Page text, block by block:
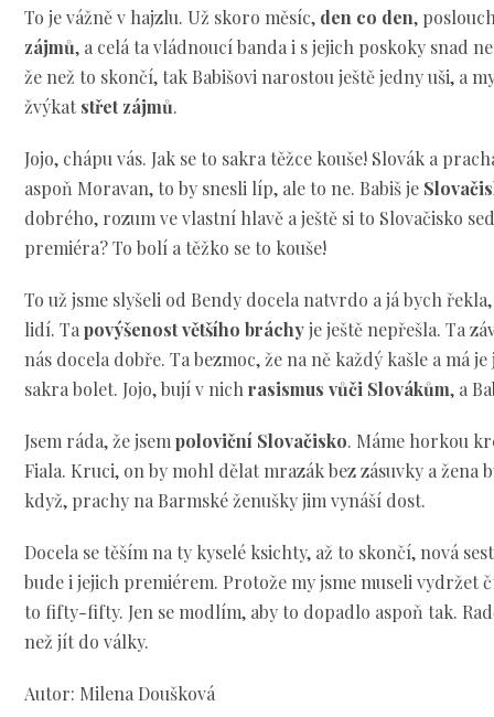
To je vážně v hajzlu. Už skoro měsíc, den co den,
zájmů, a celá ta vládnoucí banda i s jejich poskoky snad
že než to skončí, tak Babišovi narostou ještě jedny uši, a
žvýkat střet zájmů.
Jojo, chápu vás. Jak se to sakra těžce kouše! Slovák a
aspoň Moravan, to by snesli líp, ale to ne. Babiš je
dobrého, rozum ve vlastní hlavě a ještě si to Slovačisko
premiéra? To bolí a těžko se to kouše!
To už jsme slyšeli od Bendy docela natvrdo a já bych
lidí. Tapovýšenost většího bráchyje ještě nepřešla. Ta
nás docela dobře. Ta bezmoc, že na ně každý kašle a má
sakra bolet. Jojo, bují v nichrasismus vůči Slovákům, a
Jsem ráda, že jsempoloviční Slovačisko. Máme horkou
Fiala. Kruci, on by mohl dělat mrazák bez zásuvky a žena
když, prachy na Barmské ženušky jim vynáší dost.
Docela se těším na ty kyselé ksichty, až to skončí, nová
bude i jejich premiérem. Protože my jsme museli vydržet
to fifty-fifty. Jen se modlím, aby to dopadlo aspoň tak.
než jít do války.
Autor: Milena Doušková